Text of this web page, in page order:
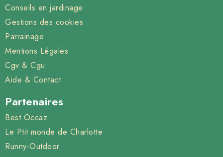
Conseils en jardinage
Gestions des cookies
Parrainage
Mentions Légales
Cgv & Cgu
Aide & Contact
Partenaires
Best Occaz
Le Ptit monde de Charlotte
Runny-Outdoor